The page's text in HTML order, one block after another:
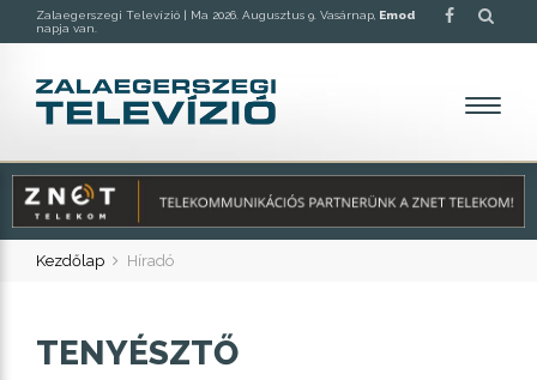
Zalaegerszegi Televízió | Ma 2026. Augusztus 9. Vasárnap, Emod
napja van.
Kezdőlap Híradó
TENYÉSZTŐ